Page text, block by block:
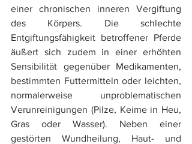
einer chronischen inneren Vergiftung
des Körpers. Die schlechte
Entgiftungsfähigkeit betroffener Pferde
äußert sich zudem in einer erhöhten
Sensibilität gegenüber Medikamenten,
bestimmten Futtermitteln oder leichten,
normalerweise unproblematischen
Verunreinigungen (Pilze, Keime in Heu,
Gras oder Wasser). Neben einer
gestörten Wundheilung, Haut- und